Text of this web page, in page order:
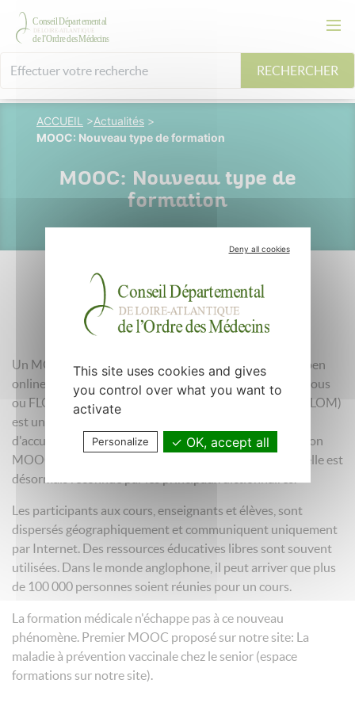
RECHERCHER
ACCUEIL >Actualités >
MOOC: Nouveau type de formation
MOOC: Nouveau type de
formation
13 octobre 2019
Un MOOC (acronyme formé des initiales de massive open
online course, en français formation en ligne ouverte à tous
ou FLOT, ou encore cours en ligne ouvert et massif ou CLOM)
est un type ouvert de formation à distance capable
d'accueillir un grand nombre de participants. L'appellation
MOOC est passée dans le langage courant en France ; elle est
désormais reconnue par les principaux dictionnaires.
Les participants aux cours, enseignants et élèves, sont
dispersés géographiquement et communiquent uniquement
par Internet. Des ressources éducatives libres sont souvent
utilisées. Dans le monde anglophone, il peut arriver que plus
de 100 000 personnes soient réunies pour un cours.
La formation médicale n'échappe pas à ce nouveau
phénomène. Premier MOOC proposé sur notre site: La
maladie à prévention vaccinale chez le senior (espace
formations sur notre site).
Deny all cookies
This site uses cookies and gives
you control over what you want to
activate
Personalize OK, accept all